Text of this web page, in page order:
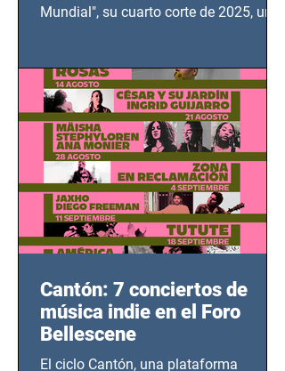
Mundial", su cuarto corte de 2025, un
bélicos.
Cantón: 7 conciertos de
música indie en el Foro
Bellescene
El ciclo Cantón, una plataforma